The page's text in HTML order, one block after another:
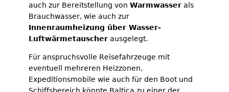
auch zur Bereitstellung von Warmwasser als
Brauchwasser, wie auch zur
Innenraumheizung über Wasser-
Luftwärmetauscher ausgelegt.
Für anspruchsvolle Reisefahrzeuge mit
eventuell mehreren Heizzonen,
Expeditionsmobile wie auch für den Boot und